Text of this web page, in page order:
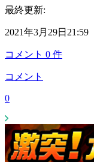
最終更新:
2021年3月29日21:59
コメント 0 件
コメント
0